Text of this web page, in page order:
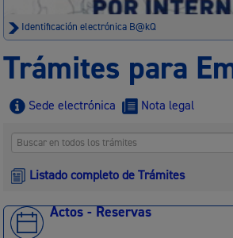
Identificación electrónica B@kQ
Trámites para
Sede electrónica Nota legal
Listado completo de Trámites
Actos - Reservas